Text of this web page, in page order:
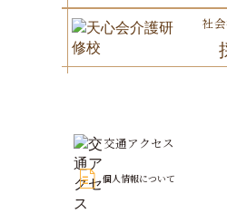
社
交通アクセス
個人情報について